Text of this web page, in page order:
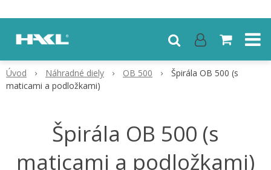
Úvod Náhradné diely OB 500
Špirála OB 500 (s
maticami a podložkami)
Špirála OB 500 (s
maticami a podložkami)